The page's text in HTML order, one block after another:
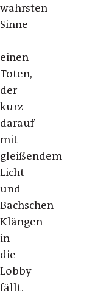
wahrsten
Sinne
–
einen
Toten,
der
kurz
darauf
mit
gleißendem
Licht
und
Bachschen
Klängen
in
die
Lobby
fällt.